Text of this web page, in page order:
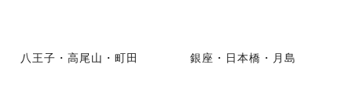
八王子・高尾山・町田 銀座・日本橋・月島